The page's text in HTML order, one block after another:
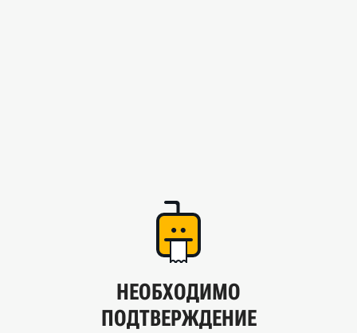
НЕОБХОДИМО
ПОДТВЕРЖДЕНИЕ